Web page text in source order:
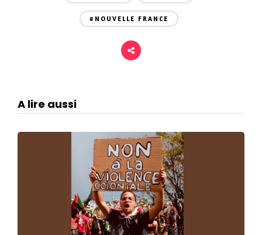
#NOUVELLE FRANCE
A lire aussi